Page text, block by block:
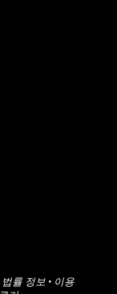
법률 정보• 이용